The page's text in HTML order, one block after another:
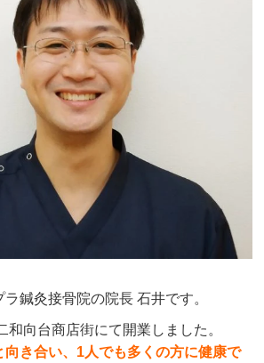
鍼灸接骨院の院長 石井です。
和向台商店街にて開業しました。
向き合い、1人でも多くの方に健康で